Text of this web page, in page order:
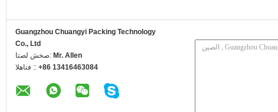
Guangzhou Chuangyi Packing Technology
Co., Ltd
اتصل شخص: Mr. Allen
الهاتف :: +86 13416463084